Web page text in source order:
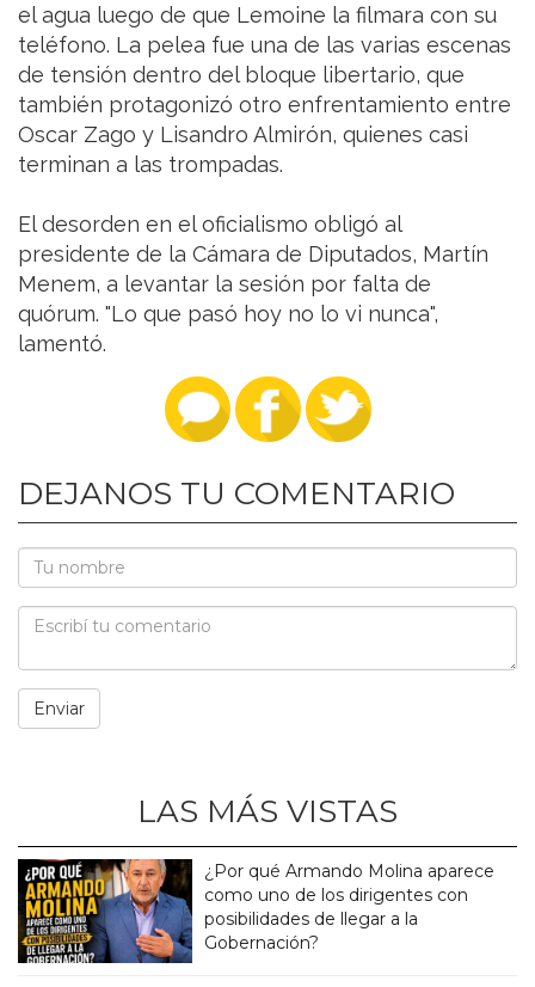
el agua luego de que Lemoine la filmara con su
teléfono. La pelea fue una de las varias escenas
de tensión dentro del bloque libertario, que
también protagonizó otro enfrentamiento entre
Oscar Zago y Lisandro Almirón, quienes casi
terminan a las trompadas.
El desorden en el oficialismo obligó al
presidente de la Cámara de Diputados, Martín
Menem, a levantar la sesión por falta de
quórum. "Lo que pasó hoy no lo vi nunca",
lamentó.
DEJANOS TU COMENTARIO
LAS MÁS VISTAS
¿Por qué Armando Molina aparece
como uno de los dirigentes con
posibilidades de llegar a la
Gobernación?